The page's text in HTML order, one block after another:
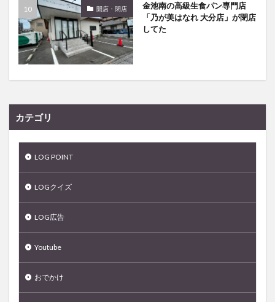
開店・閉店
金池南の高級生食パン専門店
「乃が美はなれ 大分店」が閉店
してた
カテゴリ
LOG POINT
LOGクイズ
LOG広告
Youtube
おでかけ